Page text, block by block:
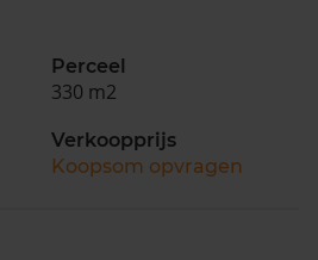
Perceel
330 m2
Verkoopprijs
Koopsom opvragen